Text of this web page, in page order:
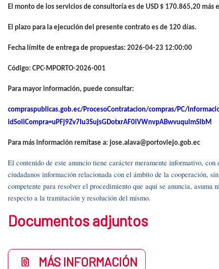
El monto de los servicios de consultoría es de USD $ 170.865,20 más
El plazo para la ejecución del presente contrato es de 120 días.
Fecha límite de entrega de propuestas: 2026-04-23 12:00:00
Código: CPC-MPORTO-2026-001
Para mayor información, puede consultar:
compraspublicas.gob.ec/ProcesoContratacion/compras/PC/
idSoliCompra=uPFj9Zv7Iu3SujsGDotxrAF0iVWnvpABwvuqulmSlbM
Para más información remítase a: jose.alava@portoviejo.gob.ec
El contenido de este anuncio tiene carácter meramente informativo,
ciudadanos información relacionada con el ámbito de la cooperación,
competente para resolver el procedimiento que aquí se anuncia, asuma
respecto a la tramitación y resolución del mismo.
Documentos adjuntos
MÁS INFORMACIÓN